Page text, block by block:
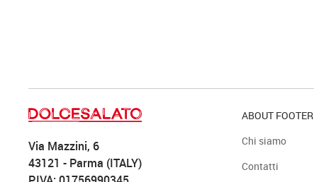
Via Mazzini, 6
43121 - Parma (ITALY)
ABOUT FOOTER
Chi siamo
Contatti